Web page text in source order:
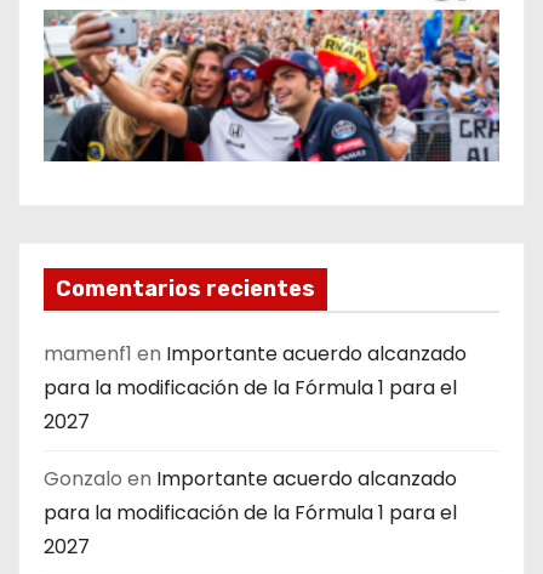
Comentarios recientes
mamenf1 en Importante acuerdo alcanzado
para la modificación de la Fórmula 1 para el
2027
Gonzalo en Importante acuerdo alcanzado
para la modificación de la Fórmula 1 para el
2027